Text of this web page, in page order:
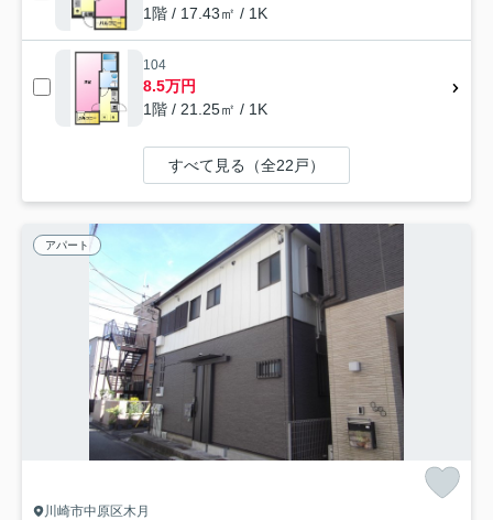
1階 / 17.43㎡ / 1K
104
8.5万円
1階 / 21.25㎡ / 1K
すべて見る（全22戸）
アパート
川崎市中原区木月